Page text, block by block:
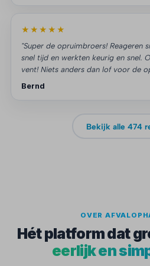
★★★★★
"Super de opruimbroers! Reageren
snel tijd en werkten keurig en snel.
vent! Niets anders dan lof voor de
Bernd
Bekijk alle 474
OVER
Hét platform dat
eerlijk en